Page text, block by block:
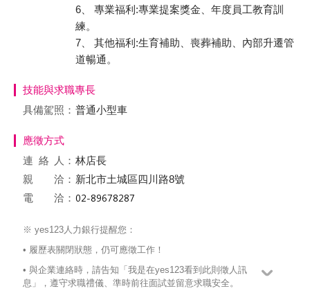
6、 專業福利:專業提案獎金、年度員工教育訓
練。
7、 其他福利:生育補助、喪葬補助、內部升遷管
道暢通。
技能與求職專長
具備駕照： 普通小型車
應徵方式
連絡
人： 林店長
親 洽： 新北市土城區四川路8號
電 洽：
※ yes123人力銀行提醒您：
• 履歷表關閉狀態，仍可應徵工作！
• 與企業連絡時，請告知「我是在yes123看到此則徵人訊
息」，遵守求職禮儀、準時前往面試並留意求職安全。